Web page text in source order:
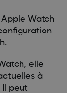
Watch
elle
à
Il peut